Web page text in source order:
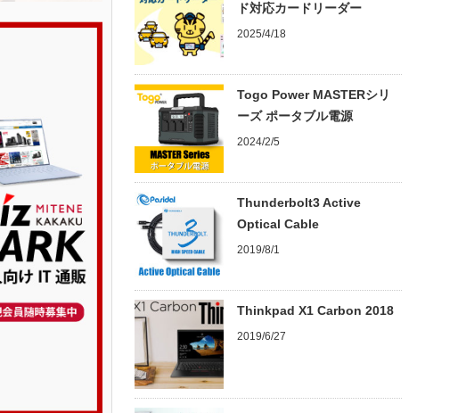
ド対応カードリーダー
2025/4/18
Togo Power MASTERシリ
ーズ ポータブル電源
2024/2/5
Thunderbolt3 Active
Optical Cable
2019/8/1
Thinkpad X1 Carbon 2018
2019/6/27